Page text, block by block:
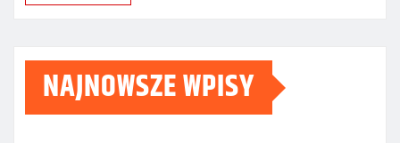
NAJNOWSZE WPISY